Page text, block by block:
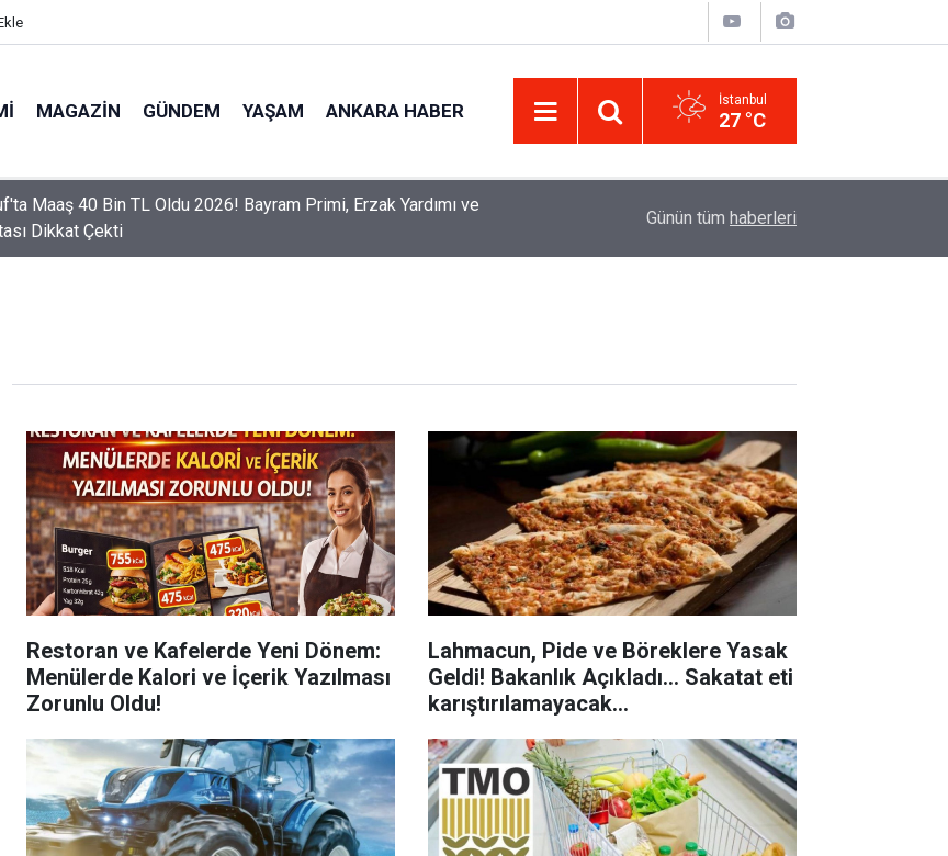
MAGAZIN GÜNDEM YAŞAM ANKARA HABER İstanbul
27 °C
Yeni Dönemde 3 İhlal Ehliyet İptaline Neden Olacak
Uzadı, Ödeme Kuralları Değişti
Günün tüm haberleri
Restoran ve Kafelerde Yeni Dönem:
Menülerde Kalori ve İçerik Yazılması
Zorunlu Oldu!
Lahmacun, Pide ve Böreklere Yasak
Geldi! Bakanlık Açıkladı… Sakatat eti
karıştırılamayacak…